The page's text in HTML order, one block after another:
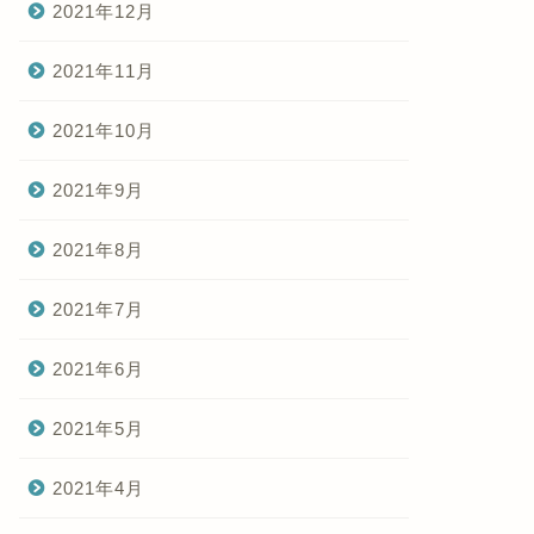
2021年12月
2021年11月
2021年10月
2021年9月
2021年8月
2021年7月
2021年6月
2021年5月
2021年4月